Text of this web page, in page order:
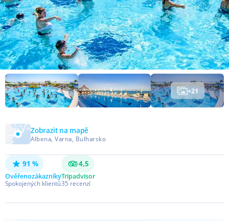
+21
Zobrazit na mapě
Albena, Varna, Bulharsko
91 %
Ověřenozákazníky
Spokojených klientů
4,5
Tripadvisor
35 recenzí